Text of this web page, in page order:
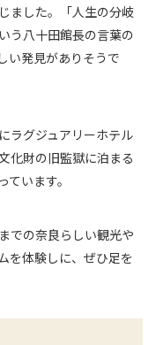
ました。「人生の分岐
う八十田館長の言葉の
い発見がありそうで
ラグジュアリーホテル
化財の旧監獄に泊まる
います。
での奈良らしい観光や
を体験しに、ぜひ足を